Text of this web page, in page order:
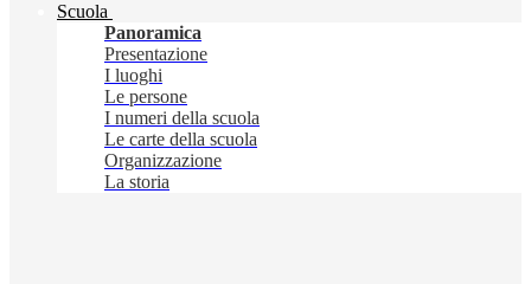
Scuola
Panoramica
Presentazione
I luoghi
Le persone
I numeri della scuola
Le carte della scuola
Organizzazione
La storia